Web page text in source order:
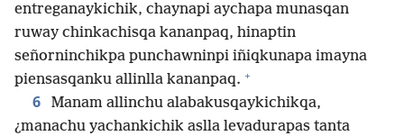
entreganaykichik, chaynapi aychapa munasqan
ruway chinkachisqa kananpaq, hinaptin
señorninchikpa punchawninpi iñiqkunapa imayna
piensasqanku allinlla kananpaq. +
6
Manam allinchu alabakusqaykichikqa,
¿manachu yachankichik aslla levadurapas tanta